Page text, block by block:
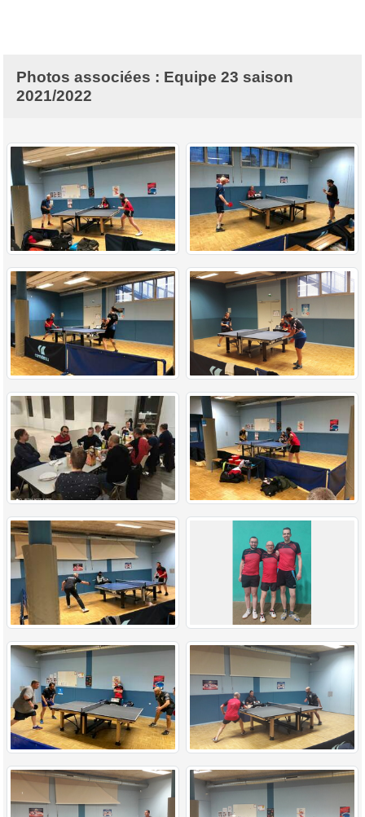
Photos associées : Equipe 23 saison
2021/2022